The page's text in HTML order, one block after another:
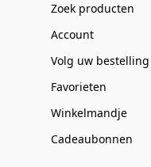
Zoek producten
Account
Volg uw bestelling
Favorieten
Winkelmandje
Cadeaubonnen